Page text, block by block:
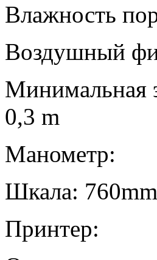
Влажность
Воздушный
Минимальная
0,3 m
Манометр:
Шкала:
Принтер: